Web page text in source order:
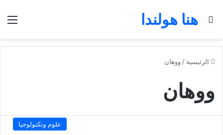
هنا هولندا
بحث عن
الرئيسية / ووهان
ووهان
علوم وتكنولوجيا